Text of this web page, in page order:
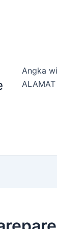
Angka
ALAMAT